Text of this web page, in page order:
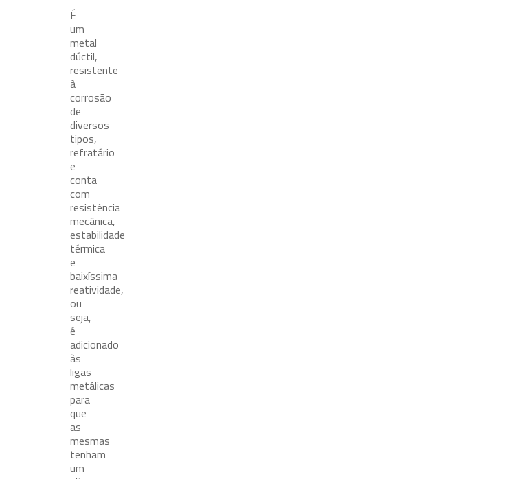
É
um
metal
dúctil,
resistente
à
corrosão
de
diversos
tipos,
refratário
e
conta
com
resistência
mecânica,
estabilidade
térmica
e
baixíssima
reatividade,
ou
seja,
é
adicionado
às
ligas
metálicas
para
que
as
mesmas
tenham
um